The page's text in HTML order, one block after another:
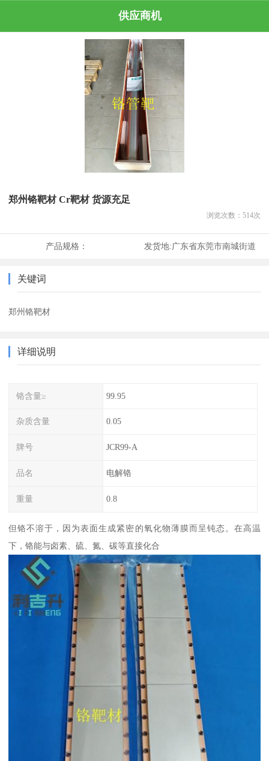
供应商机
郑州铬靶材 Cr靶材 货源充足
浏览次数： 514次
产品规格： 发货地:广东省东莞市南城街道
关键词
郑州铬靶材
详细说明
铬含量≥ 99.95
杂质含量 0.05
牌号 JCR99-A
品名 电解铬
重量 0.8
但铬不溶于，因为表面生成紧密的氧化物薄膜而呈钝态。在高温
下，铬能与卤素、硫、氮、碳等直接化合